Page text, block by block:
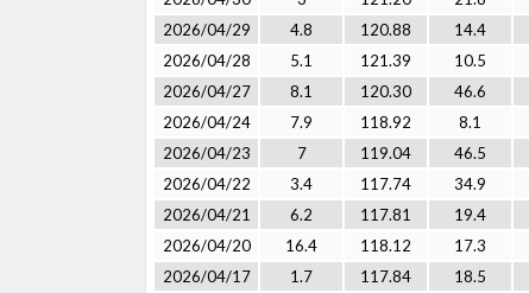
2026/04/29
4.8 120.88 14.4
2026/04/28
5.1 121.39 10.5
2026/04/27
8.1 120.30 46.6
2026/04/24
7.9 118.92 8.1
2026/04/23
7 119.04 46.5
2026/04/22
3.4 117.74 34.9
2026/04/21
6.2 117.81 19.4
2026/04/20
16.4 118.12 17.3
2026/04/17
1.7 117.84 18.5